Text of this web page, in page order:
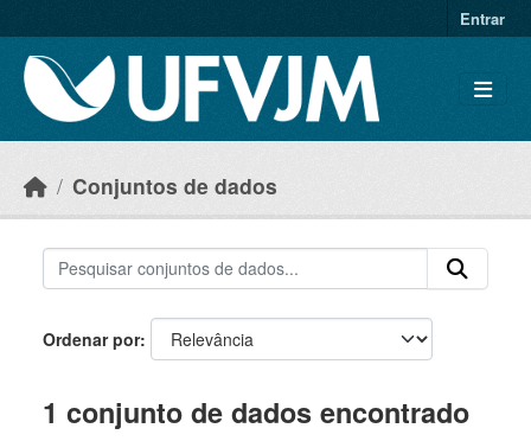
Entrar
Conjuntos de dados
Ordenar por
1 conjunto de dados encontrado